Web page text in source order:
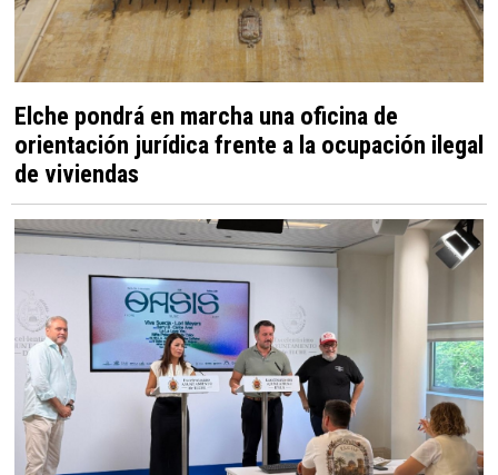
Elche pondrá en marcha una oficina de
orientación jurídica frente a la ocupación ilegal
de viviendas